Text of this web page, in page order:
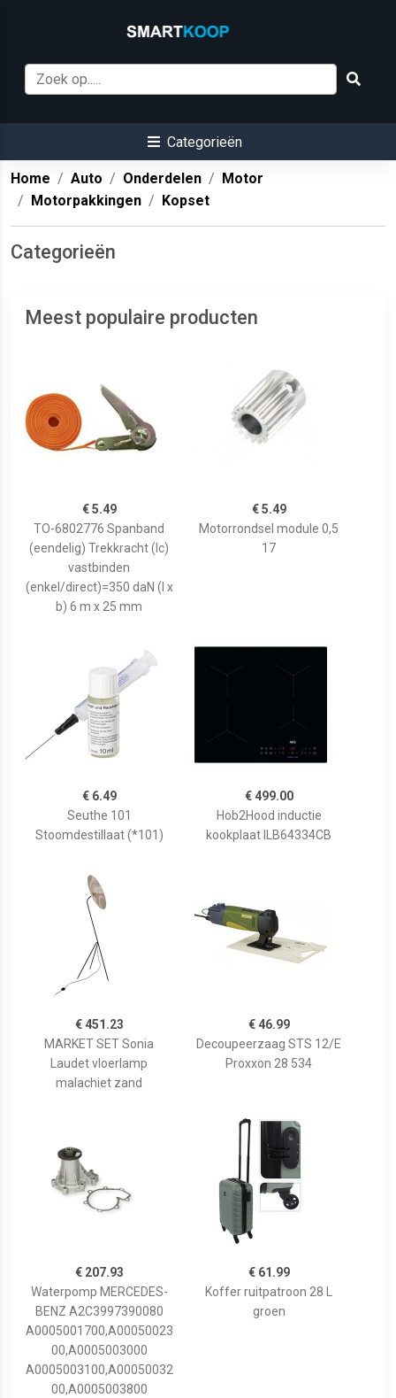
Categorieën
Home Auto Onderdelen
Motor
Motorpakkingen
Kopset
Categorieën
Meest populaire producten
€ 5.49
TO-6802776 Spanband
(eendelig) Trekkracht (lc)
vastbinden
(enkel/direct)=350 daN (l x
b) 6 m x 25 mm
€ 5.49
Motorrondsel module 0,5
17
€ 6.49
Seuthe 101
Stoomdestillaat (*101)
€ 499.00
Hob2Hood inductie
kookplaat ILB64334CB
€ 451.23
MARKET SET Sonia
Laudet vloerlamp
malachiet zand
€ 46.99
Decoupeerzaag STS 12/E
Proxxon 28 534
€ 207.93
Waterpomp MERCEDES-
BENZ A2C3997390080
A0005001700,A00050023
00,A0005003000
A0005003100,A00050032
00,A0005003800
€ 61.99
Koffer ruitpatroon 28 L
groen